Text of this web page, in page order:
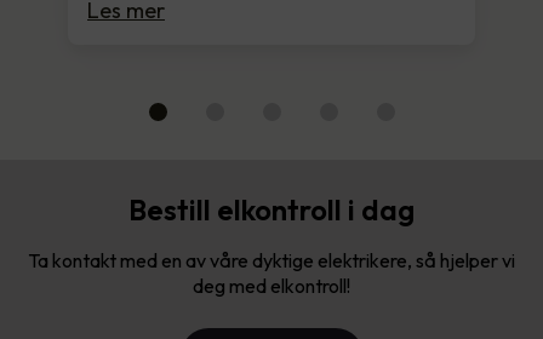
Les mer
Bestill elkontroll i dag
Ta kontakt med en av våre dyktige elektrikere, så hjelper vi
deg med elkontroll!